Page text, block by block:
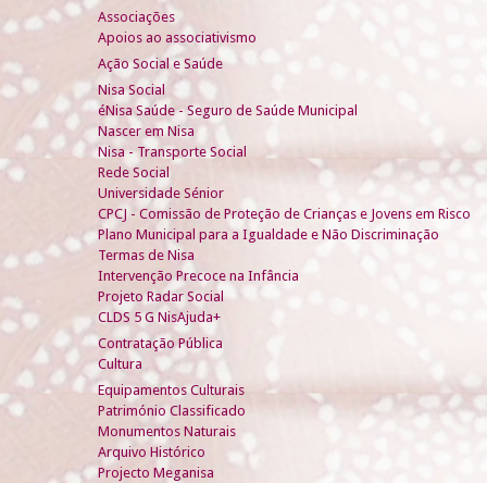
Associações
Apoios ao associativismo
Ação Social e Saúde
Nisa Social
éNisa Saúde - Seguro de Saúde Municipal
Nascer em Nisa
Nisa - Transporte Social
Rede Social
Universidade Sénior
CPCJ - Comissão de Proteção de Crianças e Jovens em Risco
Plano Municipal para a Igualdade e Não Discriminação
Termas de Nisa
Intervenção Precoce na Infância
Projeto Radar Social
CLDS 5 G NisAjuda+
Contratação Pública
Cultura
Equipamentos Culturais
Património Classificado
Monumentos Naturais
Arquivo Histórico
Projecto Meganisa